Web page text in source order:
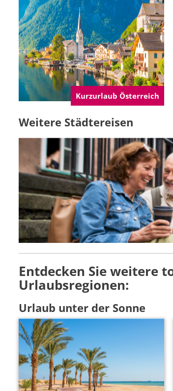
Kurzurlaub Österreich
Weitere Städtereisen
Entdecken Sie weitere
Urlaubsregionen:
Urlaub unter der Sonne